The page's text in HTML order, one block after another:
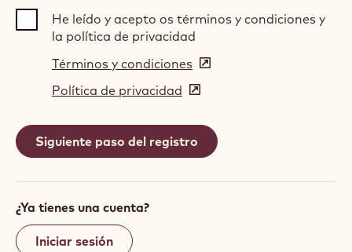
He leído y acepto os términos y condiciones y
la política de privacidad
Términos y condiciones (opens
in
window)
Política de privacidad (opens
a
new
¿Ya tienes una cuenta?
Iniciar sesión